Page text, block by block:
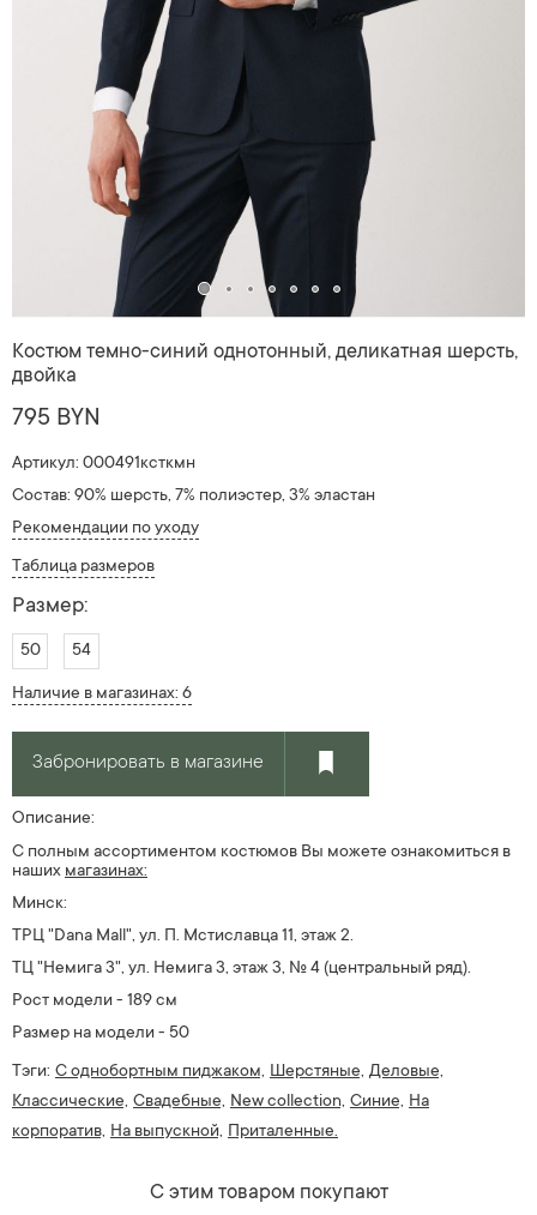
Костюм темно-синий однотонный, деликатная шерсть,
двойка
795 BYN
Артикул: 000491ксткмн
Состав: 90% шерсть, 7% полиэстер, 3% эластан
Рекомендации по уходу
Таблица размеров
Размер:
50 54
Наличие в магазинах: 6
Забронировать в магазине
Описание:
С полным ассортиментом костюмов Вы можете ознакомиться в
наших магазинах:
Минск:
ТРЦ "Dana Mall", ул. П. Мстиславца 11, этаж 2.
ТЦ "Немига 3", ул. Немига 3, этаж 3, № 4 (центральный ряд).
Рост модели - 189 см
Размер на модели - 50
Тэги: С однобортным пиджаком, Шерстяные, Деловые,
Классические, Свадебные, New collection, Синие, На
корпоратив, На выпускной, Приталенные.
С этим товаром покупают